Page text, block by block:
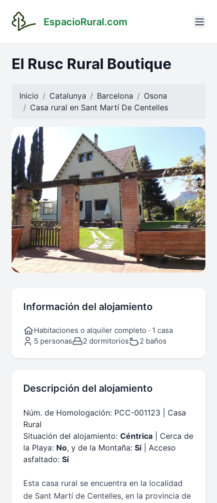
EspacioRural.com
El Rusc Rural Boutique
Inicio Catalunya Barcelona
Osona
Casa rural en Sant Martí De Centelles
Información del alojamiento
Habitaciones o alquiler completo · 1 casa
5 personas
2 dormitorios 2 baños
Descripción del alojamiento
Núm. de Homologación: PCC-001123 | Casa
Rural
Situación del alojamiento: Céntrica | Cerca de
la Playa: No, y de la Montaña: Sí| Acceso
asfaltado: Sí
Esta casa rural se encuentra en la localidad
de Sant Martí de Centelles, en la provincia de